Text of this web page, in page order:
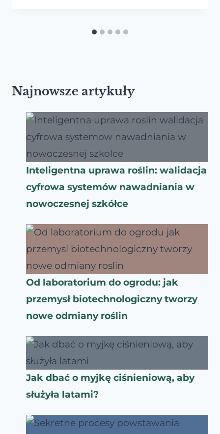
Najnowsze artykuły
Inteligentna uprawa roślin: walidacja
cyfrowa systemów nawadniania w
nowoczesnej szkółce
Od laboratorium do ogrodu: jak
przemysł biotechnologiczny tworzy
nowe odmiany roślin
Jak dbać o myjkę ciśnieniową, aby
służyła latami?